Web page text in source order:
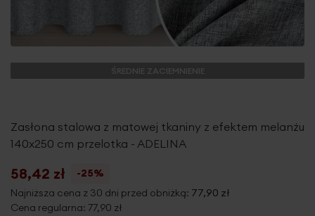
ŚREDNIE ZACIEMNIENIE
Zasłona stalowa z matowej tkaniny z efektem melanżu
140x250 cm przelotka - ADELINA
58,42 zł
-25%
Najniższa cena z 30 dni przed obniżką: 77,90 zł
Cena regularna: 77,90 zł